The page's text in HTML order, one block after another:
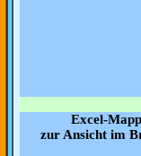
Excel-
zur Ansicht im